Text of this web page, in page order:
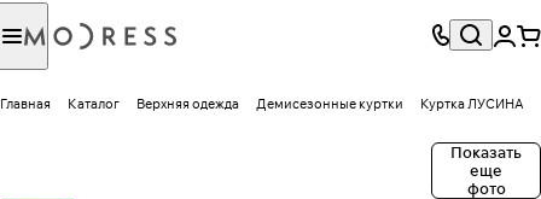
Главная Каталог Верхняя одежда Демисезонные куртки Куртка ЛУСИНА
Показать
еще
фото